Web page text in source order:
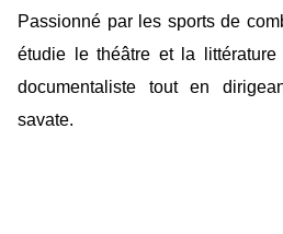
Passionné par les sports de
étudie le théâtre et la littérature
documentaliste tout en
savate.